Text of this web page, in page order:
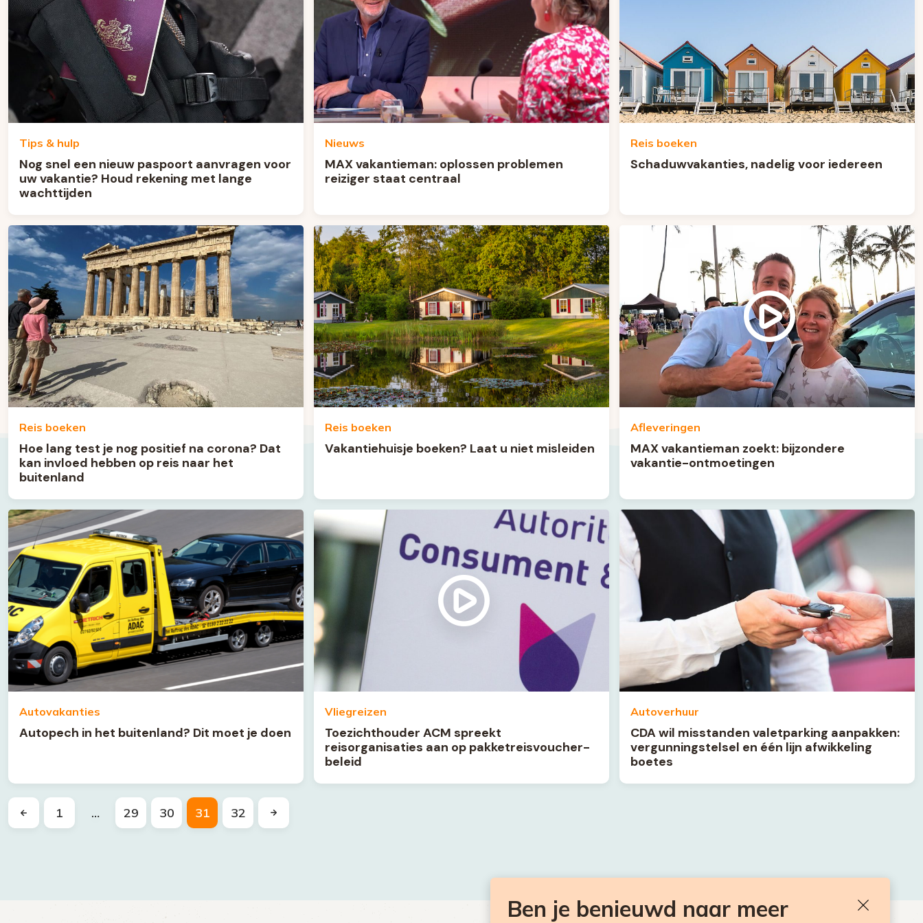
Tips & hulp
Nog snel een nieuw paspoort aanvragen voor
uw vakantie? Houd rekening met lange
wachttijden
Nieuws
MAX vakantieman: oplossen problemen
reiziger staat centraal
Reis boeken
Schaduwvakanties, nadelig voor iedereen
Reis boeken
Hoe lang test je nog positief na corona? Dat
kan invloed hebben op reis naar het
buitenland
Reis boeken
Vakantiehuisje boeken? Laat u niet misleiden
Afleveringen
MAX vakantieman zoekt: bijzondere
vakantie-ontmoetingen
Autovakanties
Autopech in het buitenland? Dit moet je doen
Vliegreizen
Toezichthouder ACM spreekt
reisorganisaties aan op pakketreisvoucher-
beleid
Autoverhuur
CDA wil misstanden valetparking aanpakken:
vergunningstelsel en één lijn afwikkeling
boetes
1 … 29 30 31 32
Ben je benieuwd naar meer